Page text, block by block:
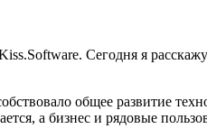
Сегодня я
общее развитие
а бизнес и рядовые